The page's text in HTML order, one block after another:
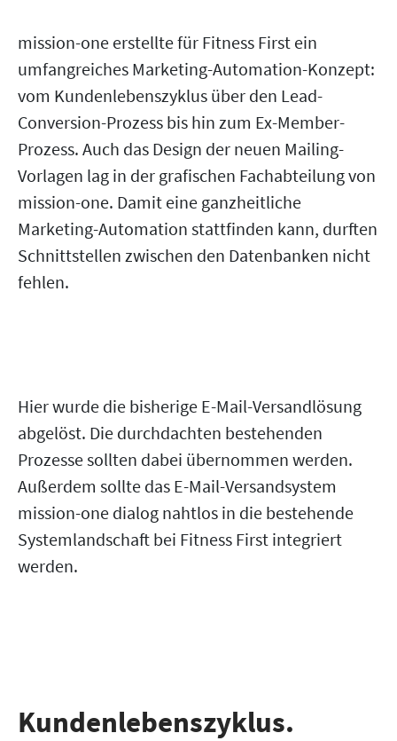
mission-one erstellte für Fitness First ein
umfangreiches Marketing-Automation-Konzept:
vom Kundenlebenszyklus über den Lead-
Conversion-Prozess bis hin zum Ex-Member-
Prozess. Auch das Design der neuen Mailing-
Vorlagen lag in der grafischen Fachabteilung von
mission-one. Damit eine ganzheitliche
Marketing-Automation stattfinden kann, durften
Schnittstellen zwischen den Datenbanken nicht
fehlen.
Hier wurde die bisherige E-Mail-Versandlösung
abgelöst. Die durchdachten bestehenden
Prozesse sollten dabei übernommen werden.
Außerdem sollte das E-Mail-Versandsystem
mission-one dialog nahtlos in die bestehende
Systemlandschaft bei Fitness First integriert
werden.
Kundenlebenszyklus.